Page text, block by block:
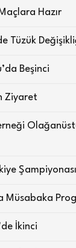
Hazır
Tüzük
Beşinci
Ziyaret
İkinci